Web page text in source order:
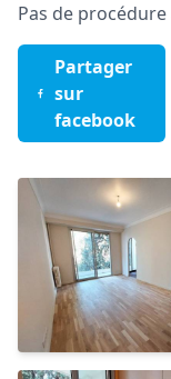
Pas de
Partager
sur
facebook